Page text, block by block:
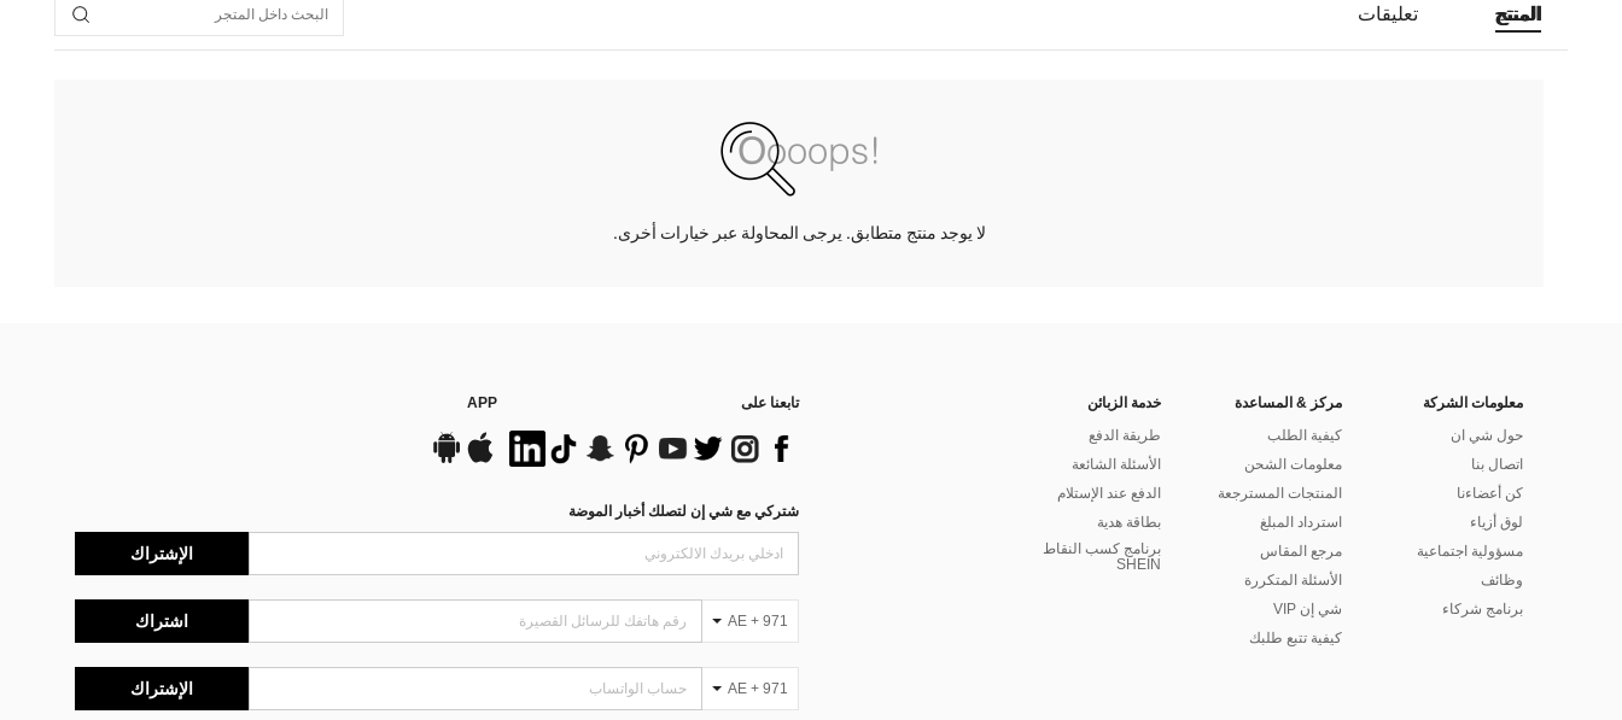
المنتج تعليقات
لا يوجد منتج متطابق. يرجى المحاولة عبر خيارات أخرى.
معلومات الشركة
حول شي ان
اتصال بنا
كن أعضاءنا
لوق أزياء
مسؤولية اجتماعية
وظائف
برنامج شركاء
مركز & المساعدة
كيفية الطلب
معلومات الشحن
المنتجات المسترجعة
استرداد المبلغ
مرجع المقاس
الأسئلة المتكررة
شي إن VIP
كيفية تتبع طلبك
خدمة الزبائن
طريقة الدفع
الأسئلة الشائعة
الدفع عند الإستلام
بطاقة هدية
برنامج كسب النقاط
SHEIN
تابعنا على APP
شتركي مع شي إن لتصلك أخبار الموضة
الإشتراك
AE + 971 اشتراك
AE + 971 الإشتراك